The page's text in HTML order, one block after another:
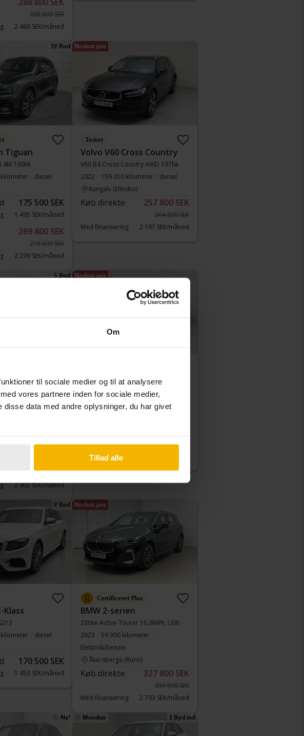
Om
til sociale medier og til at analysere
vores partnere inden for sociale medier,
data med andre oplysninger, du har givet
Tillad alle
308 800 SEK
2 460 SEK/måned
19 Bud
Tiguan
4M 190hk
diesel
175 500 SEK
1 495 SEK/måned
269 800 SEK
276 800 SEK
2 299 SEK/måned
Nedsat pris
Testet
Volvo V60 Cross Country
V60 B4 Cross Country AWD 197hk
2022
159 010 kilometer
diesel
Kungälv (Ellesbo)
Køb direkte 257 800 SEK
264 800 SEK
Med finansiering
2 197 SEK/måned
5 Bud
diesel
1 381 SEK/måned
294 900 SEK
2 402 SEK/måned
Nedsat pris
KIA EV6
AWD
2023
34 900 kilometer
El
394 900 SEK
Med finansiering
9 Bud
Klass
diesel
170 500 SEK
1 453 SEK/måned
Nedsat pris
Certificeret Plus
BMW 2-serien
230xe Active Tourer 16,3kWh, U06
2023
59 300 kilometer
Elektrisk/benzin
Åkersberga (Runö)
Køb direkte 327 800 SEK
339 800 SEK
Med finansiering
2 793 SEK/måned
Ny! Monday 1 Byd ind